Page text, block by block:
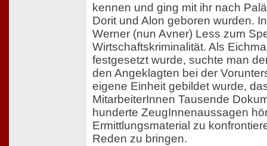
kennen und ging mit ihr nach
Dorit und Alon geboren wurden.
Werner (nun Avner) Less zum
Wirtschaftskriminalität. Als
festgesetzt wurde, suchte man
den Angeklagten bei der
eigene Einheit gebildet wurde,
MitarbeiterInnen Tausende
hunderte ZeugInnenaussagen
Ermittlungsmaterial zu
Reden zu bringen.